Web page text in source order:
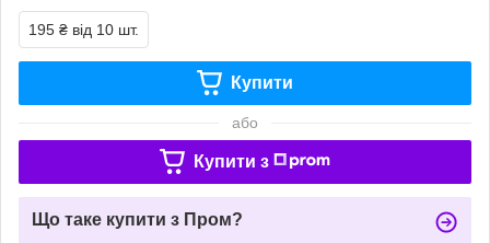
195 ₴ від 10 шт.
Купити
або
Купити з
Що таке купити з Пром?